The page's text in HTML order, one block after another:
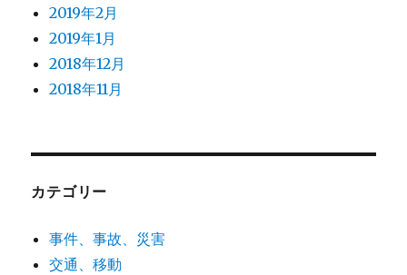
2019年2月
2019年1月
2018年12月
2018年11月
カテゴリー
事件、事故、災害
交通、移動